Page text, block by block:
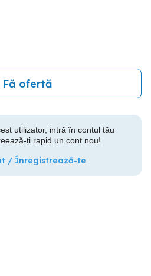
Fă ofertă
utilizator, intră în contul tău
ți rapid un cont nou!
/ Înregistrează-te